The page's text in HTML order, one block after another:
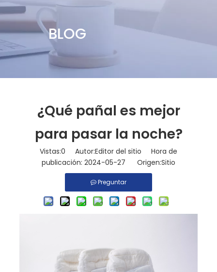
BLOG
¿Qué pañal es mejor
para pasar la noche?
Vistas:0 Autor:Editor del sitio Hora de
publicación: 2024-05-27 Origen:Sitio
Preguntar